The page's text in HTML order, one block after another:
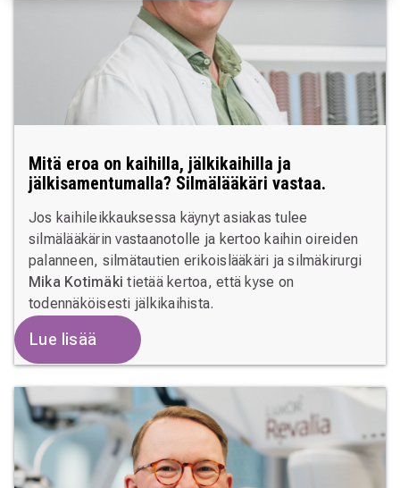
Mitä eroa on kaihilla, jälkikaihilla ja
jälkisamentumalla? Silmälääkäri vastaa.
Jos kaihileikkauksessa käynyt asiakas tulee
silmälääkärin vastaanotolle ja kertoo kaihin oireiden
palanneen, silmätautien erikoislääkäri ja silmäkirurgi
Mika Kotimäki tietää kertoa, että kyse on
todennäköisesti jälkikaihista.
Lue lisää